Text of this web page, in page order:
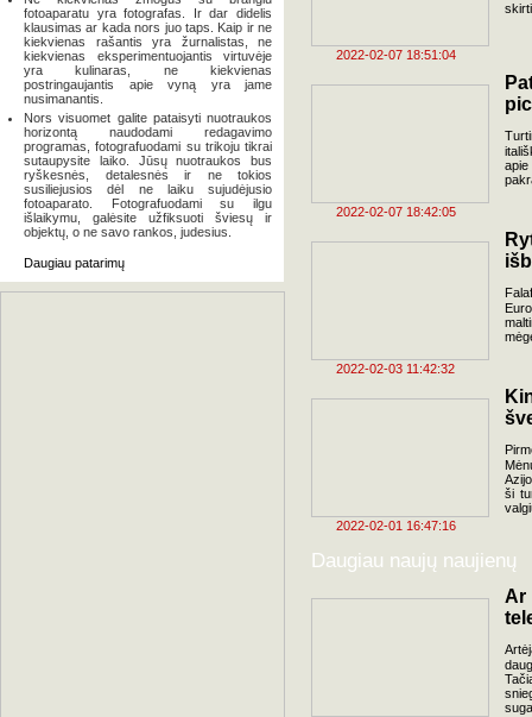
fotoaparatu yra fotografas. Ir dar didelis
klausimas ar kada nors juo taps. Kaip ir ne
kiekvienas rašantis yra žurnalistas, ne
kiekvienas eksperimentuojantis virtuvėje
yra kulinaras, ne kiekvienas
postringaujantis apie vyną yra jame
nusimanantis.
Nors visuomet galite pataisyti nuotraukos
horizontą naudodami redagavimo
programas, fotografuodami su trikoju tikrai
sutaupysite laiko. Jūsų nuotraukos bus
ryškesnės, detalesnės ir ne tokios
susiliejusios dėl ne laiku sujudėjusio
fotoaparato. Fotografuodami su ilgu
išlaikymu, galėsite užfiksuoti šviesų ir
objektų, o ne savo rankos, judesius.
Daugiau patarimų
2022-02-07 18:51:04
2022-02-07 18:42:05
2022-02-03 11:42:32
2022-02-01 16:47:16
ši
Daugiau naujų naujienų
Ar